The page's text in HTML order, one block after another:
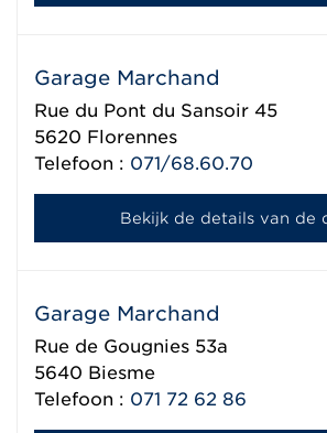
Garage Marchand
Rue du Pont du Sansoir 45
5620 Florennes
Telefoon : 071/68.60.70
Bekijk de details van de
Garage Marchand
Rue de Gougnies 53a
5640 Biesme
Telefoon : 071 72 62 86